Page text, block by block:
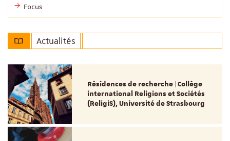
Focus
Actualités
Résidences de recherche | Collège
international Religions et Sociétés
(ReligiS), Université de Strasbourg